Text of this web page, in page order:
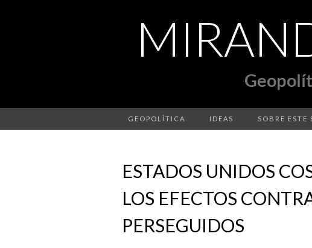
GEOPOLÍTICA IDEAS SOBRE ESTE
ESTADOS UNIDOS
LOS EFECTOS
PERSEGUIDOS